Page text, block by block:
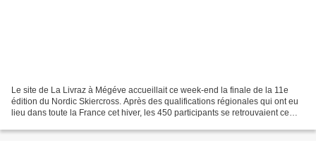
Le site de La Livraz à Mégéve accueillait ce week-end la finale de la 11e
édition du Nordic Skiercross. Après des qualifications régionales qui ont eu
lieu dans toute la France cet hiver, les 450 participants se retrouvaient ce